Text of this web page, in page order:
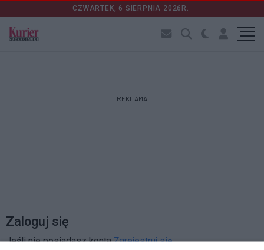
CZWARTEK, 6 SIERPNIA 2026R.
REKLAMA
Zaloguj się
Jeśli nie posiadasz kontaZarejestruj się